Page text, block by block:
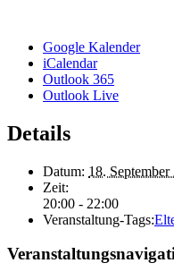
Google Kalender
iCalendar
Outlook 365
Outlook Live
Details
Datum: 18. September
Zeit:
20:00 - 22:00
Veranstaltung-Tags: